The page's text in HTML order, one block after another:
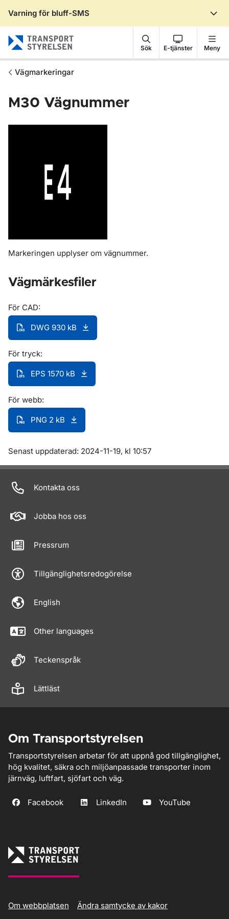
Varning för bluff-SMS
Sök E-tjänster Meny
Vägmarkeringar
M30 Vägnummer
Markeringen upplyser om vägnummer.
Vägmärkesfiler
För CAD:
DWG 930 kB
För tryck:
EPS 1570 kB
För webb:
PNG 2 kB
Om sidan
Senast uppdaterad: 2024-11-19, kl 10:57
Kontakta oss
Jobba hos oss
Pressrum
Tillgänglighetsredogörelse
English
Other languages
Teckenspråk
Lättläst
Om Transportstyrelsen
Transportstyrelsen arbetar för att uppnå god tillgänglighet,
hög kvalitet, säkra och miljöanpassade transporter inom
järnväg, luftfart, sjöfart och väg.
Facebook LinkedIn YouTube
Om webbplatsen Ändra samtycke av kakor